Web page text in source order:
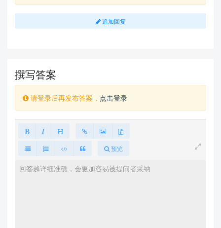
追加回复
撰写答案
请登录后再发布答案， 点击登录
预览